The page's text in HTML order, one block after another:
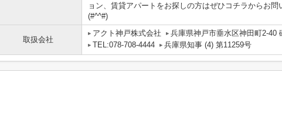
ョン、賃貸アパートをお探しの方はぜひコチラからお
(#^^#)
取扱会社
アクト神戸株式会社
兵庫県神戸市垂水区神田町2-40
TEL:078-708-4444
兵庫県知事 (4) 第11259号